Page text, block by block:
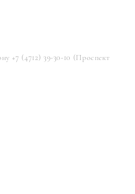
+7 (4712) 39-30-10 (Проспект